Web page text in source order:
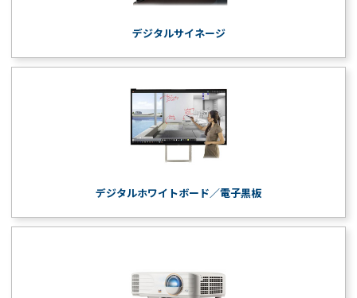
デジタルサイネージ
デジタルホワイトボード／電子黒板